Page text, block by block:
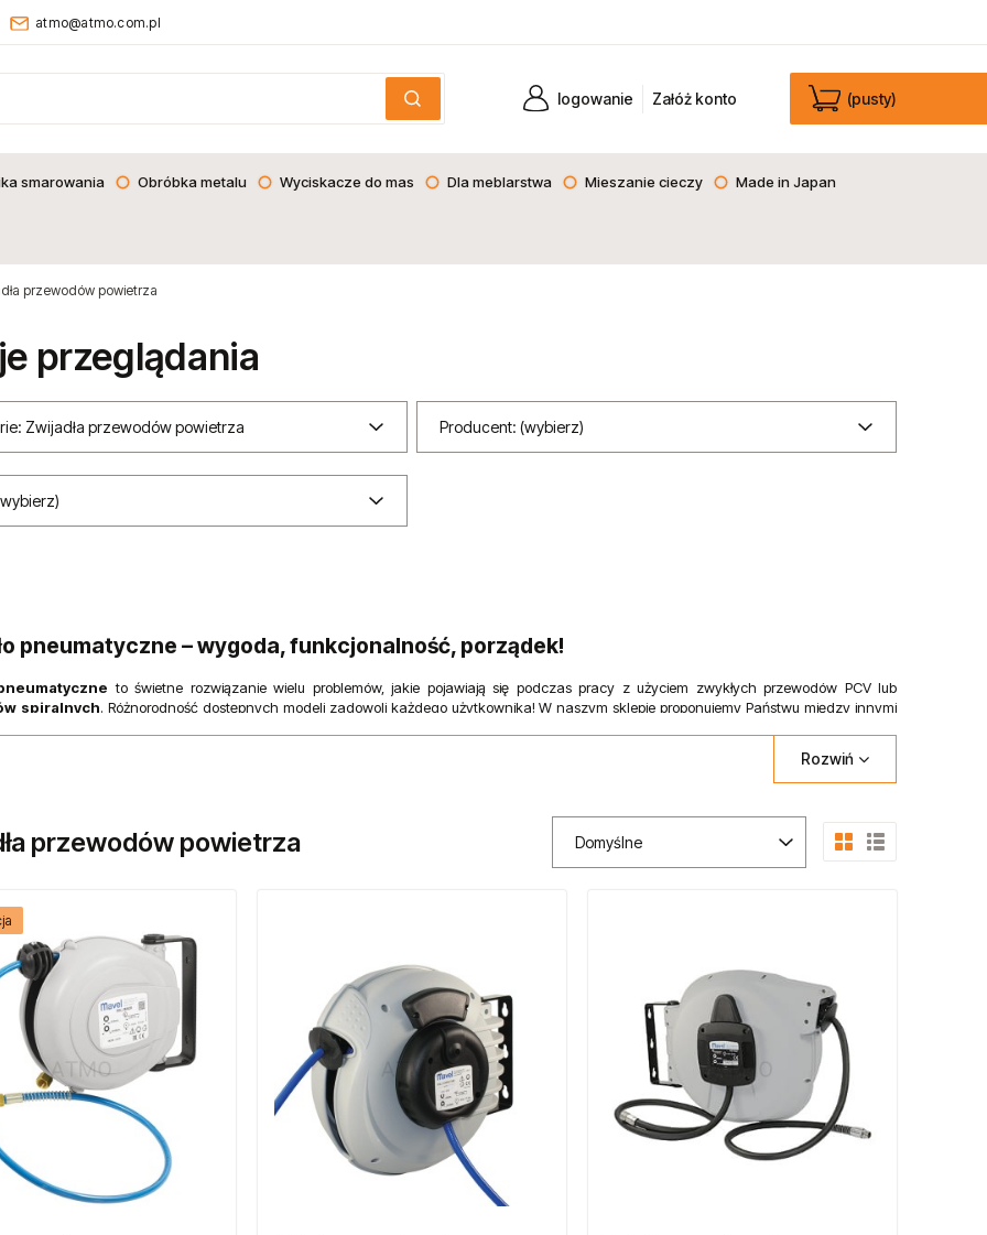
atmo@atmo.com.pl
(pusty)
Załóż konto
logowanie
smarowania Obróbka metalu Wyciskacze do mas Dla meblarstwa Mieszanie cieczy Made in Japan
przewodów powietrza
przeglądania
Zwijadła przewodów powietrza Producent: (wybierz)
pneumatyczne – wygoda, funkcjonalność, porządek!
to świetne rozwiązanie wielu problemów, jakie pojawiają się podczas pracy z użyciem zwykłych przewodów PCV lub
spiralnych. Różnorodność dostępnych modeli zadowoli każdego użytkownika! W naszym sklepie proponujemy Państwu między innymi
Rozwiń
przewodów powietrza